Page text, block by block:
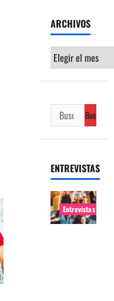
ARCHIVOS
Archivos
Buscar:
ENTREVISTAS
Entrevistas